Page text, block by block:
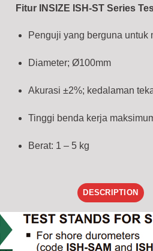
Fitur INSIZE ISH-ST Series
Penguji yang berguna untuk
Diameter; Ø100mm
Akurasi ±2%; kedalaman
Tinggi benda kerja
Berat: 1 – 5 kg
DESCRIPTION